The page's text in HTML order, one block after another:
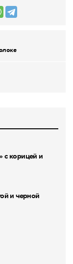
с корицей и
и черной